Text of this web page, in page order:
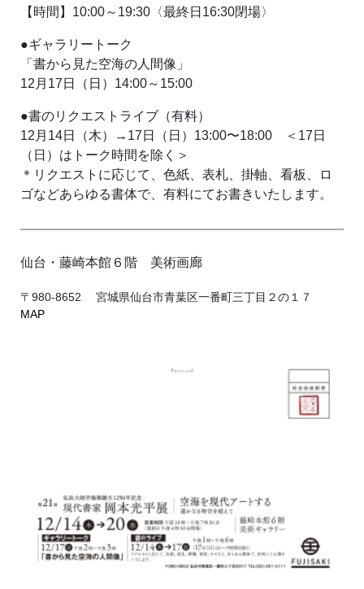
【時間】10:00～19:30〈最終日16:30閉場〉
●ギャラリートーク
「書から見た空海の人間像」
12月17日（日）14:00～15:00
●書のリクエストライブ（有料）
12月14日（木）→17日（日）13:00〜18:00 ＜17日
（日）はトーク時間を除く＞
＊リクエストに応じて、色紙、表札、掛軸、看板、ロ
ゴなどあらゆる書体で、有料にてお書きいたします。
仙台・藤崎本館６階 美術画廊
〒980-8652 宮城県仙台市青葉区一番町三丁目２の１７
MAP